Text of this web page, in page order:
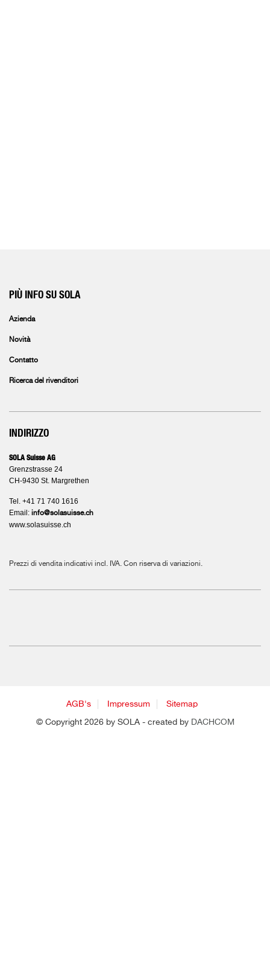
PIÙ INFO SU SOLA
Azienda
Novità
Contatto
Ricerca del rivenditori
INDIRIZZO
SOLA Suisse AG
Grenzstrasse 24
CH-9430 St. Margrethen
Tel. +41 71 740 1616
Email: info@solasuisse.ch
www.solasuisse.ch
Prezzi di vendita indicativi incl. IVA. Con riserva di variazioni.
AGB's Impressum Sitemap
© Copyright 2026 by SOLA - created by DACHCOM